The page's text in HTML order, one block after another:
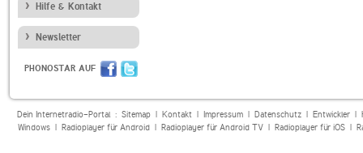
Hilfe & Kontakt
Newsletter
PHONOSTAR AUF
Dein Internetradio-Portal : Sitemap| Kontakt| Impressum| Datenschutz| Entwickler|
Windows| Radioplayer für Android| Radioplayer für Android TV| Radioplayer für iOS|